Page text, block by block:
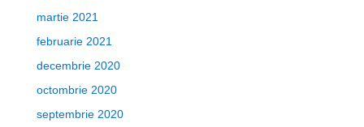
martie 2021
februarie 2021
decembrie 2020
octombrie 2020
septembrie 2020